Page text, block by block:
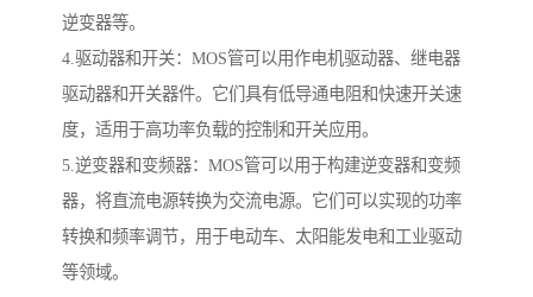
逆变器等。
4.驱动器和开关：MOS管可以用作电机驱动器、继电器
驱动器和开关器件。它们具有低导通电阻和快速开关速
度，适用于高功率负载的控制和开关应用。
5.逆变器和变频器：MOS管可以用于构建逆变器和变频
器，将直流电源转换为交流电源。它们可以实现的功率
转换和频率调节，用于电动车、太阳能发电和工业驱动
等领域。